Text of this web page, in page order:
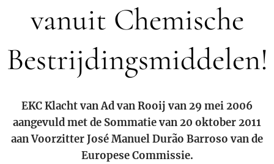
vanuit Chemische
Bestrijdingsmiddelen!
EKC Klacht van Ad van Rooij van 29 mei 2006
aangevuld met de Sommatie van 20 oktober 2011
aan Voorzitter José Manuel Durão Barroso van de
Europese Commissie.